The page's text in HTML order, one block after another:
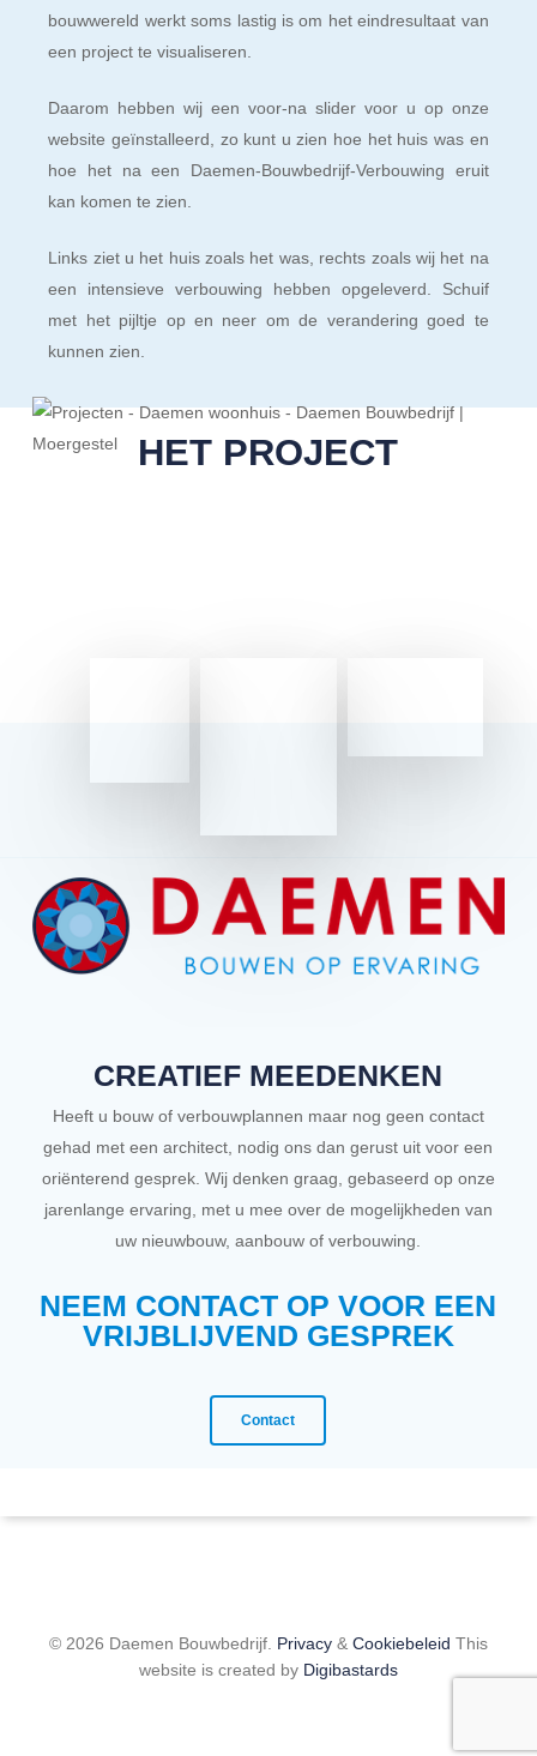
bouwwereld werkt soms lastig is om het eindresultaat van
een project te visualiseren.
Daarom hebben wij een voor-na slider voor u op onze
website geïnstalleerd, zo kunt u zien hoe het huis was en
hoe het na een Daemen-Bouwbedrijf-Verbouwing eruit
kan komen te zien.
Links ziet u het huis zoals het was, rechts zoals wij het na
een intensieve verbouwing hebben opgeleverd. Schuif
met het pijltje op en neer om de verandering goed te
kunnen zien.
HET PROJECT
CREATIEF MEEDENKEN
Heeft u bouw of verbouwplannen maar nog geen contact
gehad met een architect, nodig ons dan gerust uit voor een
oriënterend gesprek. Wij denken graag, gebaseerd op onze
jarenlange ervaring, met u mee over de mogelijkheden van
uw nieuwbouw, aanbouw of verbouwing.
NEEM CONTACT OP VOOR EEN
VRIJBLIJVEND GESPREK
Contact
© 2026 Daemen Bouwbedrijf. Privacy& Cookiebeleid This
website is created by Digibastards